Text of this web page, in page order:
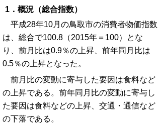
1．概況（総合指数）
平成28年10月の鳥取市の消費者物価指数
は、総合で100.8（2015年＝100）とな
り、前月比は0.9％の上昇、前年同月比は
0.5％の上昇となった。
前月比の変動に寄与した要因は食料など
の上昇である。前年同月比の変動に寄与し
た要因は食料などの上昇、交通・通信など
の下落である。